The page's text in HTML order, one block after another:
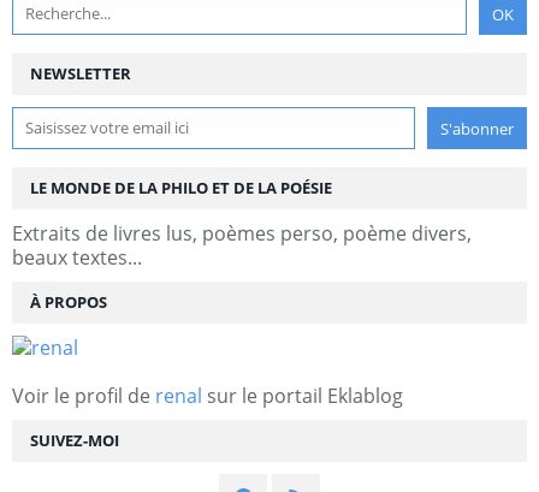
NEWSLETTER
SUIVEZ-MOI
LE MONDE DE LA PHILO ET DE LA POÉSIE
Extraits de livres lus, poèmes perso, poème divers,
beaux textes...
À PROPOS
Voir le profil de renal sur le portail Eklablog